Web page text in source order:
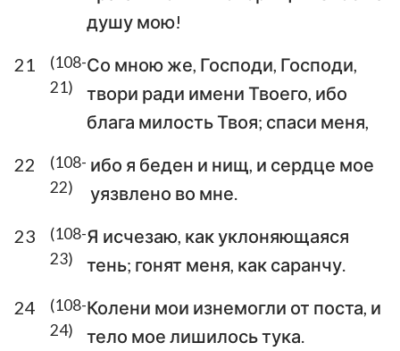
37 38
43
44 46 48
50
51 52 53 54 55
56
58 59 60 61 62
63
64
65 66 67 68 69
70
71
72 73 74
78
79 80 81 82 83
84
85
86 87 88 89 90
91
92
93 94 95 96 97
98
99
100 101 102 103 104
душу мою!
21
(108-
21)
Со мною же, Господи, Господи,
твори ради имени Твоего, ибо
блага милость Твоя; спаси меня,
22
(108-
22)
ибо я беден и нищ, и сердце мое
уязвлено во мне.
23
(108-
23)
Я исчезаю, как уклоняющаяся
тень; гонят меня, как саранчу.
24
(108-
24)
Колени мои изнемогли от поста, и
тело мое лишилось тука.